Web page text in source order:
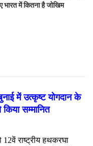
भारत में कितना है जोखिम